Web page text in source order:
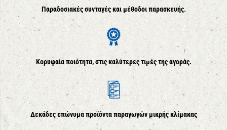
Παραδοσιακές συνταγές και μέθοδοι παρασκευής.
Κορυφαία ποιότητα, στις καλύτερες τιμές της αγοράς.
Δεκάδες επώνυμα προϊόντα παραγωγών μικρής κλίμακας